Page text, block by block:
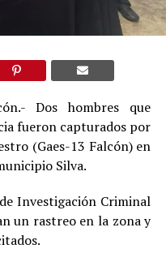
Dos hombres que
fueron capturados por
(Gaes-13 Falcón) en
Silva.
Investigación Criminal
un rastreo en la zona y